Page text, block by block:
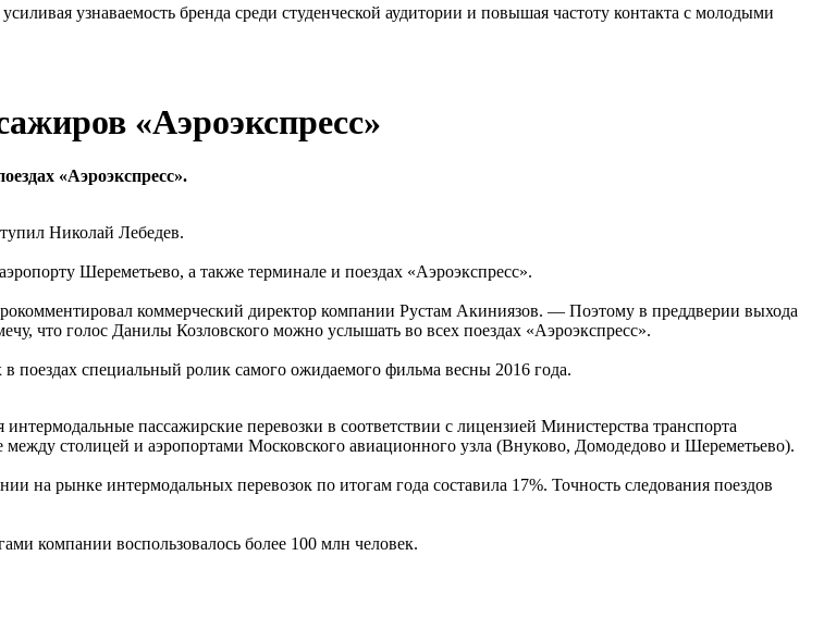
узнаваемость бренда среди студенческой аудитории и повышая частоту контакта с молодыми
«Аэроэкспресс»
«Аэроэкспресс».
Николай Лебедев.
Шереметьево, а также терминале и поездах «Аэроэкспресс».
коммерческий директор компании Рустам Акиниязов. — Поэтому в преддверии выхода
что голос Данилы Козловского можно услышать во всех поездах «Аэроэкспресс».
поездах специальный ролик самого ожидаемого фильма весны 2016 года.
пассажирские перевозки в соответствии с лицензией Министерства транспорта
столицей и аэропортами Московского авиационного узла (Внуково, Домодедово и Шереметьево).
на рынке интермодальных перевозок по итогам года составила 17%. Точность следования поездов
компании воспользовалось более 100 млн человек.